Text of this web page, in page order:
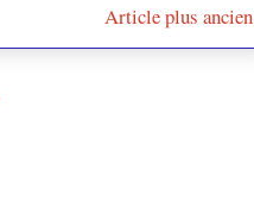
Article plus ancien